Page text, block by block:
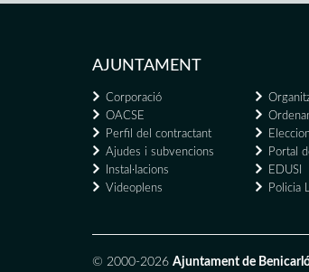
AJUNTAMENT
Corporació
OACSE
Perfil del contractant
Ajudes i subvencions
Portal
Instal·lacions
EDUSI
Videoplens
Policia
© 2000-2026 Ajuntament de